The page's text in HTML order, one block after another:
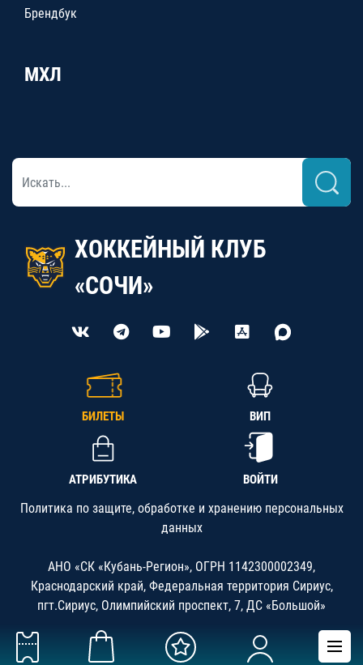
Брендбук
МХЛ
ХОККЕЙНЫЙ КЛУБ
«СОЧИ»
БИЛЕТЫ ВИП
АТРИБУТИКА ВОЙТИ
Политика по защите, обработке и хранению персональных
данных
АНО «СК «Кубань-Регион», ОГРН 1142300002349,
Краснодарский край, Федеральная территория Сириус,
пгт.Сириус, Олимпийский проспект, 7, ДС «Большой»